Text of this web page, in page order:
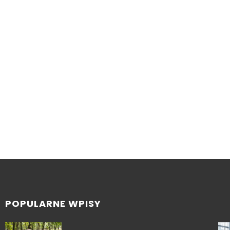
POPULARNE WPISY